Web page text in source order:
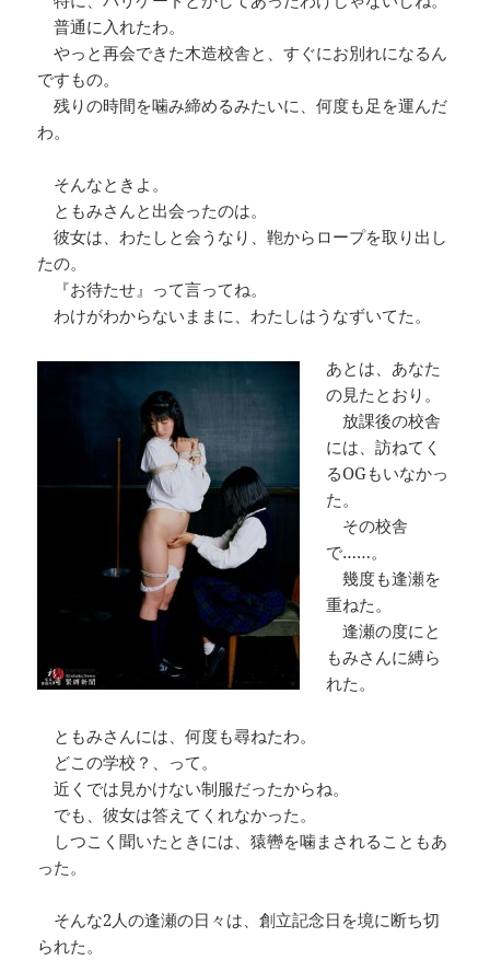
普通に入れたわ。
やっと再会できた木造校舎と、すぐにお別れになるん
ですもの。
残りの時間を噛み締めるみたいに、何度も足を運んだ
わ。
そんなときよ。
ともみさんと出会ったのは。
彼女は、わたしと会うなり、鞄からロープを取り出し
たの。
『お待たせ』って言ってね。
わけがわからないままに、わたしはうなずいてた。
あとは、あなた
の見たとおり。
放課後の校舎
には、訪ねてく
るOGもいなかっ
た。
その校舎
で……。
幾度も逢瀬を
重ねた。
逢瀬の度にと
もみさんに縛ら
れた。
ともみさんには、何度も尋ねたわ。
どこの学校？、って。
近くでは見かけない制服だったからね。
でも、彼女は答えてくれなかった。
しつこく聞いたときには、猿轡を噛まされることもあ
った。
そんな2人の逢瀬の日々は、創立記念日を境に断ち切
られた。